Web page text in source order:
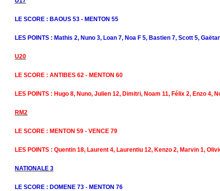
LE SCORE : BAOUS 53 - MENTON 55
LES POINTS : Mathis 2, Nuno 3, Loan 7, Noa F 5, Bastien 7, Scott 5,
U20
LE SCORE : ANTIBES 62 - MENTON 60
LES POINTS : Hugo 8, Nuno, Julien 12, Dimitri, Noam 11, Félix 2, Enzo 4,
RM2
LE SCORE : MENTON 59 - VENCE 79
LES POINTS : Quentin 18, Laurent 4, Laurentiu 12, Kenzo 2, Marvin 1,
NATIONALE 3
LE SCORE : DOMENE 73 - MENTON 76